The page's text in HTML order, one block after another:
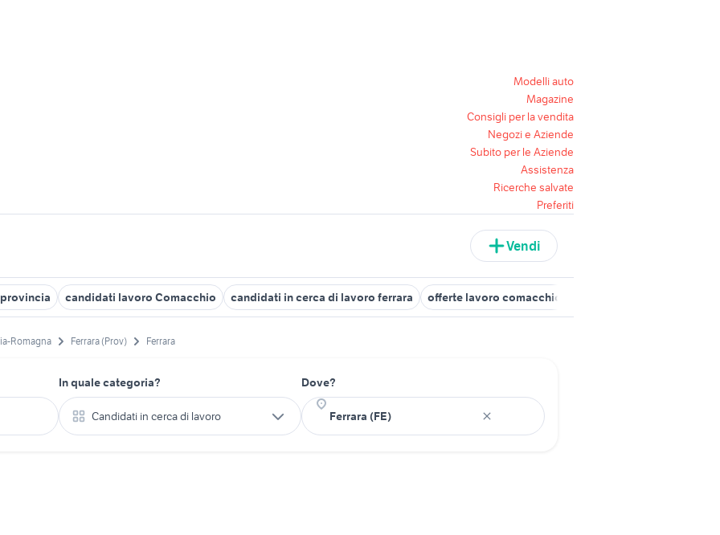
Modelli auto
Magazine
Consigli per la vendita
Negozi e Aziende
Subito per le Aziende
Assistenza
Ricerche salvate
Preferiti
Vendi
candidati lavoro Comacchio candidati in cerca di lavoro ferrara offerte lavoro comacchio Ferrara provincia
Romagna Ferrara (Prov) Ferrara
In quale categoria?
Candidati in cerca di lavoro
Dove?